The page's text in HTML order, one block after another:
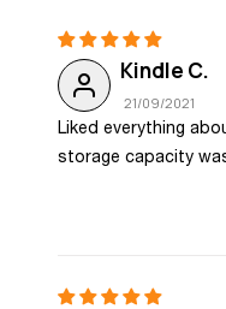
Kindle C.
21/09/2021
Liked everything
storage capacity